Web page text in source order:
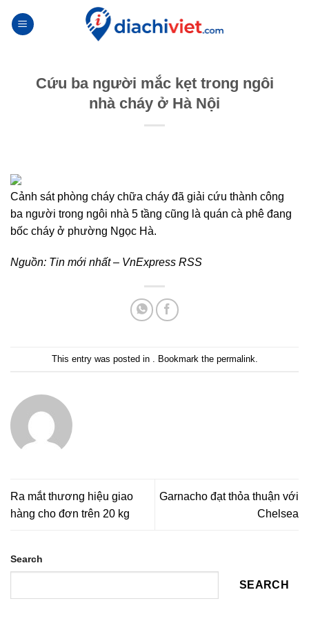
Cứu ba người mắc kẹt trong ngôi
nhà cháy ở Hà Nội
Cảnh sát phòng cháy chữa cháy đã giải cứu thành công
ba người trong ngôi nhà 5 tầng cũng là quán cà phê đang
bốc cháy ở phường Ngọc Hà.
Nguồn: Tin mới nhất – VnExpress RSS
This entry was posted in . Bookmark the permalink
Ra mắt thương hiệu giao
hàng cho đơn trên 20 kg
Garnacho đạt thỏa thuận với
Chelsea
Search
SEARCH